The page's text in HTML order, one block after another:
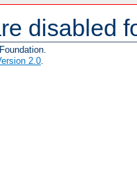
disabled
2.0